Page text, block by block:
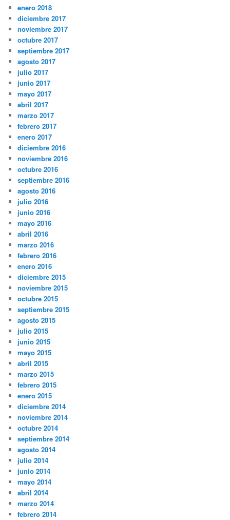
enero 2018
diciembre 2017
noviembre 2017
octubre 2017
septiembre 2017
agosto 2017
julio 2017
junio 2017
mayo 2017
abril 2017
marzo 2017
febrero 2017
enero 2017
diciembre 2016
noviembre 2016
octubre 2016
septiembre 2016
agosto 2016
julio 2016
junio 2016
mayo 2016
abril 2016
marzo 2016
febrero 2016
enero 2016
diciembre 2015
noviembre 2015
octubre 2015
septiembre 2015
agosto 2015
julio 2015
junio 2015
mayo 2015
abril 2015
marzo 2015
febrero 2015
enero 2015
diciembre 2014
noviembre 2014
octubre 2014
septiembre 2014
agosto 2014
julio 2014
junio 2014
mayo 2014
abril 2014
marzo 2014
febrero 2014